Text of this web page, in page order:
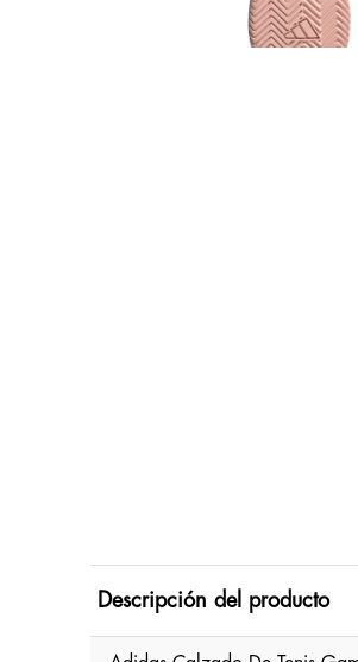
Descripción del producto